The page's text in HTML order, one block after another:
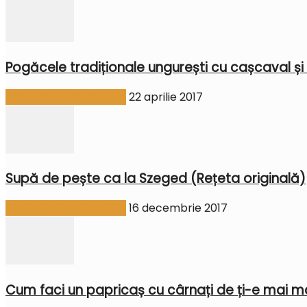
Pogăcele tradiționale ungurești cu cașcaval și
22 aprilie 2017
Supă de pește ca la Szeged (Rețeta originală)
16 decembrie 2017
Cum faci un papricaș cu cârnați de ți-e mai